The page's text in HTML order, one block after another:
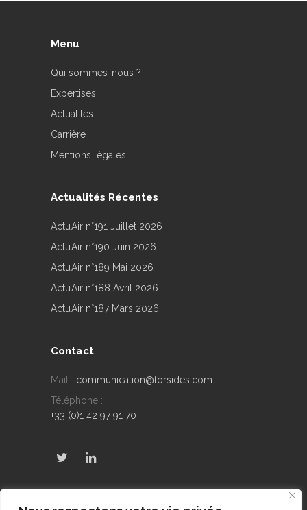
Menu
Qui sommes-nous ?
Expertises
Actualités
Carrière
Mentions légales
Actualités Récentes
Actu’Air n°191 Juillet 2026
Actu’Air n°190 Juin 2026
Actu’Air n°189 Mai 2026
Actu’Air n°188 Avril 2026
Actu’Air n°187 Mars 2026
Contact
Mail : communication@forsides.com
Téléphone :
+33 (0)1 42 97 91 70
Derniers Tweets